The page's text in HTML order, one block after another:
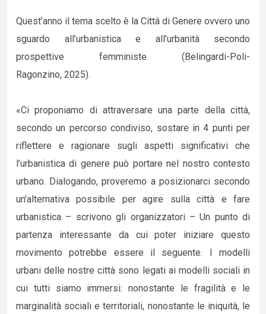
Quest’anno il tema scelto è la Città di Genere ovvero uno
sguardo all’urbanistica e all’urbanità secondo
prospettive femministe (Belingardi-Poli-
Ragonzino, 2025).
«Ci proponiamo di attraversare una parte della città,
secondo un percorso condiviso, sostare in 4 punti per
riflettere e ragionare sugli aspetti significativi che
l’urbanistica di genere può portare nel nostro contesto
urbano. Dialogando, proveremo a posizionarci secondo
un’alternativa possibile per agire sulla città e fare
urbanistica – scrivono gli organizzatori – Un punto di
partenza interessante da cui poter iniziare questo
movimento potrebbe essere il seguente. I modelli
urbani delle nostre città sono legati ai modelli sociali in
cui tutti siamo immersi: nonostante le fragilità e le
marginalità sociali e territoriali, nonostante le iniquità, le